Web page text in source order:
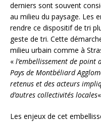
derniers sont souvent
au milieu du paysage. Les
rendre ce dispositif de tri
geste de tri. Cette
milieu urbain comme à
« l’embellissement de
Pays de Montbéliard
retenus et des acteurs
d’autres collectivités locales
Les enjeux de cet